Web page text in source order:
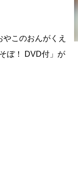
このおんがくえ
ぼ！ DVD付」が